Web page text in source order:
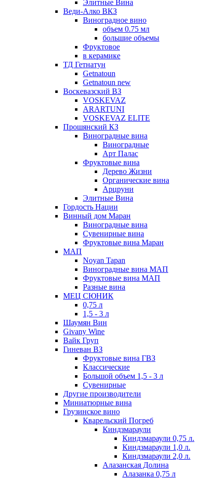
Элитные Вина
Веди-Алко ВКЗ
Виноградное вино
объем 0.75 мл
большие объемы
Фруктовое
в керамике
ТД Гетнатун
Getnatoun
Getnatoun new
Воскевазский ВЗ
VOSKEVAZ
ARARTUNI
VOSKEVAZ ELITE
Прошянский КЗ
Виноградные вина
Виноградные
Арт Палас
Фруктовые вина
Дерево Жизни
Органические вина
Арцруни
Элитные Вина
Гордость Нации
Винный дом Маран
Виноградные вина
Сувенирные вина
Фруктовые вина Маран
МАП
Noyan Tapan
Виноградные вина МАП
Фруктовые вина МАП
Разные вина
МЕЦ СЮНИК
0,75 л
1,5 - 3 л
Шаумян Вин
Givany Wine
Вайк Груп
Гиневан ВЗ
Фруктовые вина ГВЗ
Классические
Большой объем 1,5 - 3 л
Сувенирные
Другие производители
Миниатюрные вина
Грузинское вино
Кварельский Погреб
Киндзмараули
Киндзмараули 0,75 л.
Киндзмараули 1,0 л.
Киндзмараули 2,0 л.
Алазанская Долина
Алазанка 0,75 л